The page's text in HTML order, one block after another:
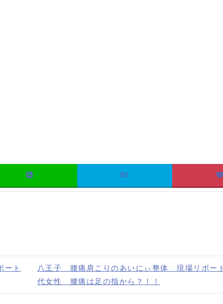
B!
ト
八王子 腰痛肩こりのあいにぃ整体 現場リポ
代女性 腰痛は足の指から？！！